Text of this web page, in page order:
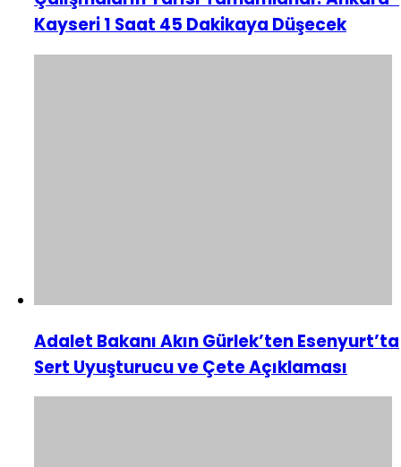
Kayseri 1 Saat 45 Dakikaya Düşecek
Adalet Bakanı Akın Gürlek’ten Esenyurt’ta
Sert Uyuşturucu ve Çete Açıklaması